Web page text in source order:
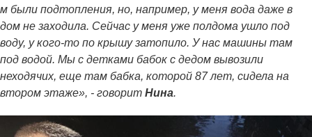
м были подтопления, но, например, у меня вода даже в
дом не заходила. Сейчас у меня уже полдома ушло под
воду, у кого-то по крышу затопило. У нас машины там
под водой. Мы с детками бабок с дедом вывозили
неходячих, еще там бабка, которой 87 лет, сидела на
втором этаже», - говорит Нина.